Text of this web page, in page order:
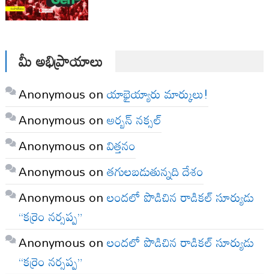
మీ అభిప్రాయాలు
Anonymous onయాభైయ్యారు మార్కులు!
Anonymous onఅర్బన్ నక్సల్
Anonymous onవిత్తనం
Anonymous onతగులబడుతున్నది దేశం
Anonymous onలందలో పొడిచిన రాడికల్ సూర్యుడు
“కర్రెం నర్సప్ప”
Anonymous onలందలో పొడిచిన రాడికల్ సూర్యుడు
“కర్రెం నర్సప్ప”